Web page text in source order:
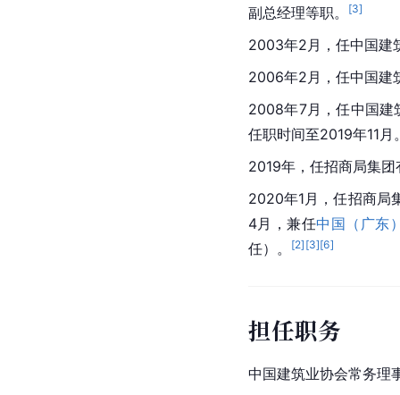
副总经理等职。
[3]
2003年2月，任中国建
2006年2月，任中国建
2008年7月，任中国建
任职时间至2019年11月
2019年，任招商局集
2020年1月，任招商局
4月，兼任中国（广东
任）。
[2] [3][6]
担任职务
中国建筑业协会常务理